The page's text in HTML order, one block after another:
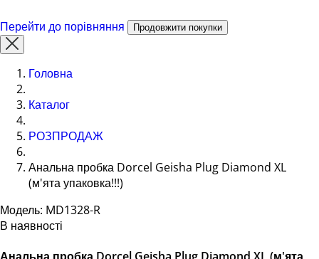
Перейти до порівняння Продовжити покупки
Головна
Каталог
РОЗПРОДАЖ
Анальна пробка Dorcel Geisha Plug Diamond XL
(м'ята упаковка!!!)
Модель: MD1328-R
В наявності